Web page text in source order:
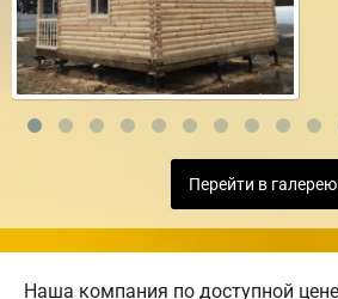
Перейти в галерею
Наша компания по доступной